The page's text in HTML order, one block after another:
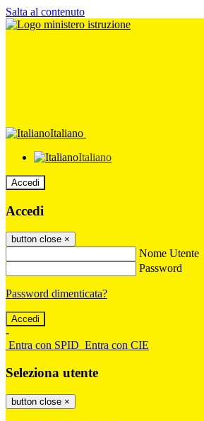
Salta al contenuto
Italiano
Italiano
Accedi
Accedi
button close ×
Nome Utente
Password
Password dimenticata?
-
Entra con SPID Entra con CIE
Seleziona utente
button close ×